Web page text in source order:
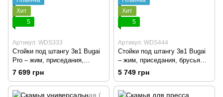
Хит
5
Артикул: WDS333
Стойки под штангу 3в1 Bugai
Pro – жим, приседания,
брусья WCG
7 699 грн
Хит
5
Артикул: WDS444
Стойки под штангу 3в1 Bugai
– жим, приседания, брусья
WCG
5 749 грн